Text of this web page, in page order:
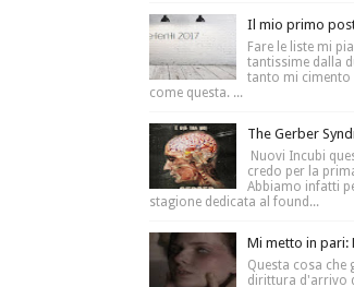
Il mio primo
Fare le liste mi
tantissime dalla
tanto mi
come questa. ...
The Gerber
Nuovi Incubi
credo per la
Abbiamo infatti
stagione dedicata al found...
Mi metto in pari:
Questa cosa che
dirittura d'arrivo